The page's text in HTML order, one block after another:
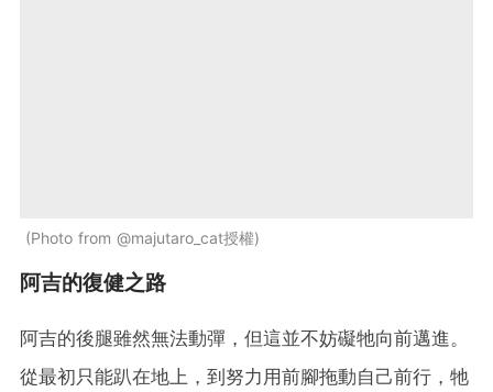
Photo from @majutaro_cat授權
阿吉的復健之路
阿吉的後腿雖然無法動彈，但這並不妨礙牠向前邁進。
從最初只能趴在地上，到努力用前腳拖動自己前行，牠